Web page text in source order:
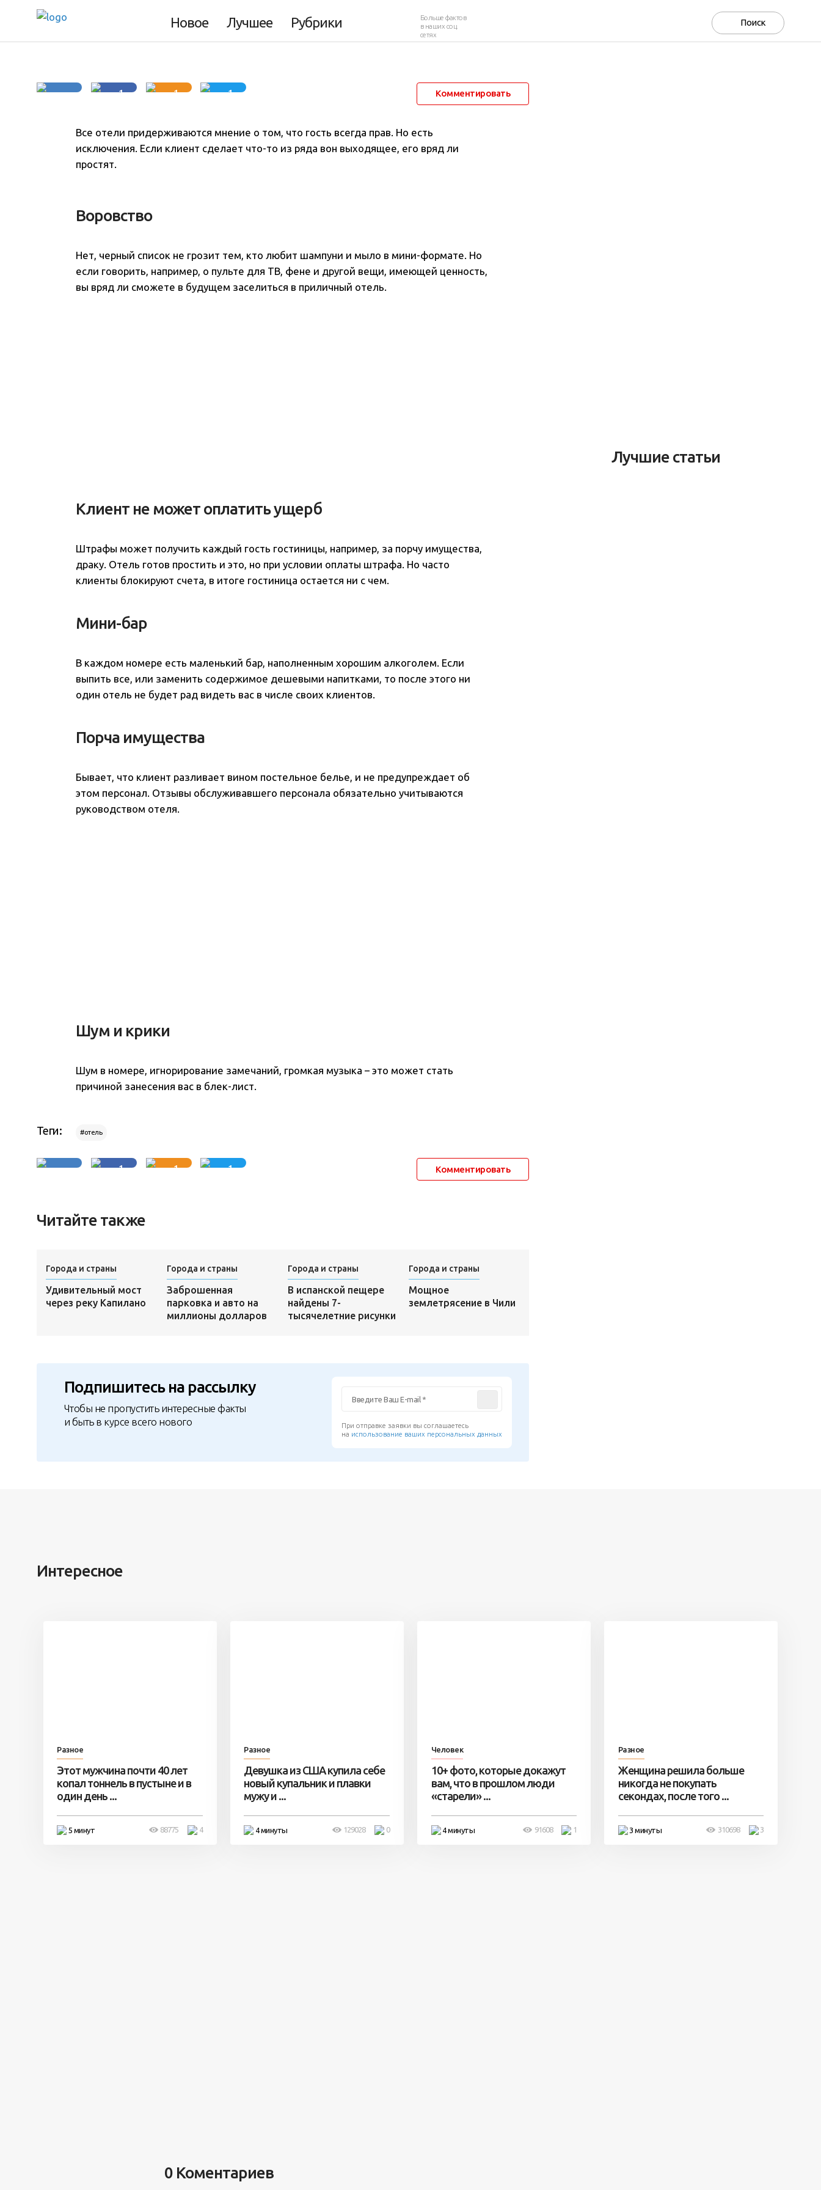
Новое Лучшее Рубрики
Больше фактов
в наших соц.
сетях
1 1 1 Комментировать
Все отели придерживаются мнение о том, что гость всегда прав. Но есть
исключения. Если клиент сделает что-то из ряда вон выходящее, его вряд ли
простят.
Воровство
Нет, черный список не грозит тем, кто любит шампуни и мыло в мини-формате. Но
если говорить, например, о пульте для ТВ, фене и другой вещи, имеющей ценность,
вы вряд ли сможете в будущем заселиться в приличный отель.
Клиент не может оплатить ущерб
Штрафы может получить каждый гость гостиницы, например, за порчу имущества,
драку. Отель готов простить и это, но при условии оплаты штрафа. Но часто
клиенты блокируют счета, в итоге гостиница остается ни с чем.
Мини-бар
В каждом номере есть маленький бар, наполненным хорошим алкоголем. Если
выпить все, или заменить содержимое дешевыми напитками, то после этого ни
один отель не будет рад видеть вас в числе своих клиентов.
Порча имущества
Бывает, что клиент разливает вином постельное белье, и не предупреждает об
этом персонал. Отзывы обслуживавшего персонала обязательно учитываются
руководством отеля.
Шум и крики
Шум в номере, игнорирование замечаний, громкая музыка – это может стать
причиной занесения вас в блек-лист.
Теги: #отель
1 1 1 Комментировать
Читайте также
Города и страны
Удивительный мост
через реку Капилано
Города и страны
Заброшенная
парковка и авто на
миллионы долларов
Города и страны
В испанской пещере
найдены 7-
тысячелетние рисунки
Города и страны
Мощное
землетрясение в Чили
Подпишитесь на рассылку
Чтобы не пропустить интересные факты
и быть в курсе всего нового
При отправке заявки вы соглашаетесь
на использование ваших персональных данных
Лучшие статьи
Интересное
Разное
Этот мужчина почти 40 лет
копал тоннель в пустыне и в
один день ...
5 минут 4
88775
Разное
Девушка из США купила себе
новый купальник и плавки
мужу и ...
4 минуты 0
129028
Человек
10+ фото, которые докажут
вам, что в прошлом люди
«старели» ...
4 минуты 1
91608
Разное
Женщина решила больше
никогда не покупать
секондах, после того ...
3 минуты 3
310698
0 Коментариев